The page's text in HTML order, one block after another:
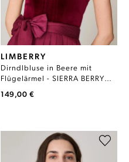
LIMBERRY
Dirndlbluse in Beere mit
Flügelärmel - SIERRA BERRY
149,00 €